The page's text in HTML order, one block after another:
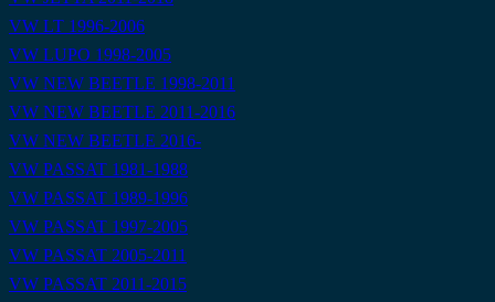
VW LT 1996-2006
VW LUPO 1998-2005
VW NEW BEETLE 1998-2011
VW NEW BEETLE 2011-2016
VW NEW BEETLE 2016-
VW PASSAT 1981-1988
VW PASSAT 1989-1996
VW PASSAT 1997-2005
VW PASSAT 2005-2011
VW PASSAT 2011-2015